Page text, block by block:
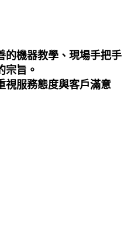
的機器教學、現場手把手
宗旨。
視服務態度與客戶滿意